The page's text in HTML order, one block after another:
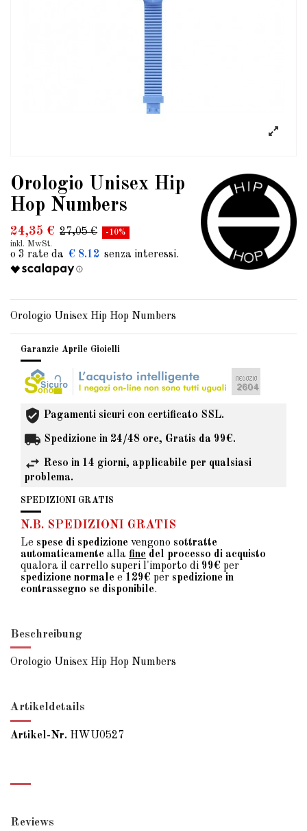
Orologio Unisex Hip
Hop Numbers
24,35 € 27,05 € -10%
inkl. MwSt.
€ 8.12
Orologio Unisex Hip Hop Numbers
Garanzie Aprile Gioielli
Pagamenti sicuri con certificato SSL.
Spedizione in 24/48 ore, Gratis da 99€.
Reso in 14 giorni, applicabile per qualsiasi
problema.
SPEDIZIONI GRATIS
N.B. SPEDIZIONI GRATIS
Le spese di spedizione vengono sottratte
automaticamente alla fine del processo di acquisto
qualora il carrello superi l'importo di 99€ per
spedizione normale e 129€ per spedizione in
contrassegno se disponibile.
Beschreibung
Orologio Unisex Hip Hop Numbers
Artikeldetails
Artikel-Nr. HWU0527
Reviews